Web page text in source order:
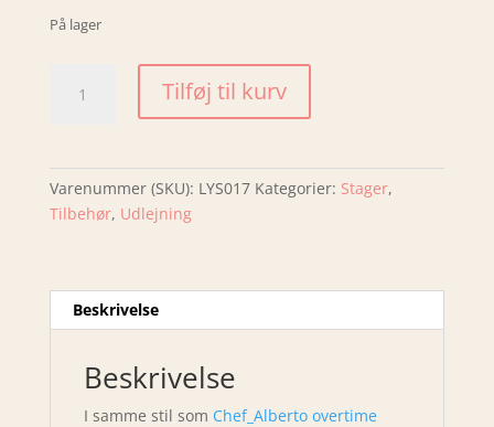
På lager
antal
Tilføj til kurv
Varenummer (SKU): LYS017 Kategorier: Stager,
Tilbehør, Udlejning
Beskrivelse
Beskrivelse
I samme stil som Chef_Alberto overtime